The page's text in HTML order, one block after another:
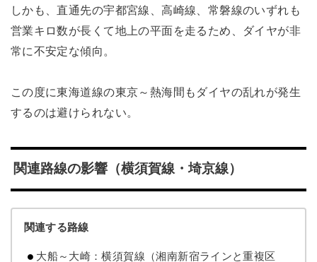
しかも、直通先の宇都宮線、高崎線、常磐線のいずれも
営業キロ数が長くて地上の平面を走るため、ダイヤが非
常に不安定な傾向。
この度に東海道線の東京～熱海間もダイヤの乱れが発生
するのは避けられない。
関連路線の影響（横須賀線・埼京線）
関連する路線
大船～大崎：横須賀線（湘南新宿ラインと重複区